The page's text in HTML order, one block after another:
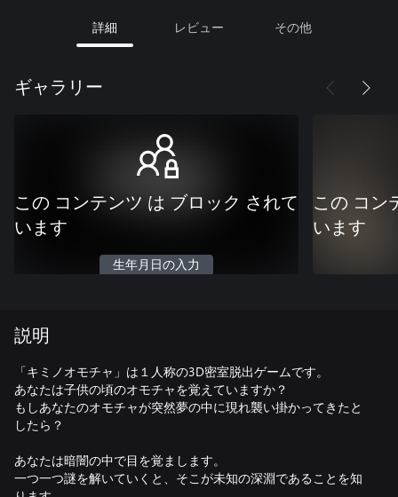
詳細 レビュー その他
ギャラリー
この コンテンツ は ブロック されて
います
生年月日の入力
この コン
います
説明
「キミノオモチャ」は１人称の3D密室脱出ゲームです。
あなたは子供の頃のオモチャを覚えていますか？
もしあなたのオモチャが突然夢の中に現れ襲い掛かってきたと
したら？
あなたは暗闇の中で目を覚まします。
一つ一つ謎を解いていくと、そこが未知の深淵であることを知